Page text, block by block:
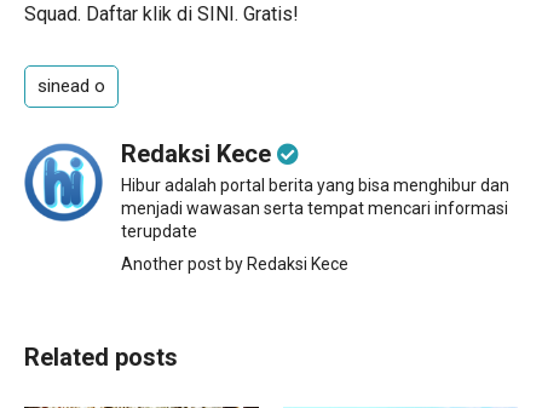
Squad. Daftar klik di SINI. Gratis!
sinead o
Redaksi Kece
Hibur adalah portal berita yang bisa menghibur dan
menjadi wawasan serta tempat mencari informasi
terupdate
Another post by Redaksi Kece
Related posts